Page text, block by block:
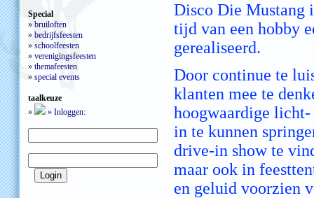
Disco Die Mustang
tijd van een hobby
gerealiseerd.
Door continue te
klanten mee te
hoogwaardige
in te kunnen
drive-in show te
maar ook in
en geluid voorzien
Special
» bruiloften
» bedrijfsfeesten
» schoolfeesten
» verenigingsfeesten
» themafeesten
» special events
taalkeuze
»
» Inloggen: